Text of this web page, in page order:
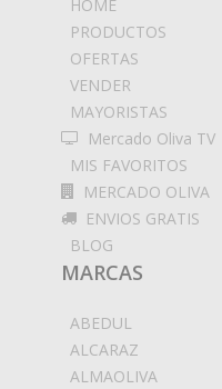
HOME
PRODUCTOS
OFERTAS
VENDER
MAYORISTAS
Mercado Oliva TV
MIS FAVORITOS
MERCADO OLIVA
ENVIOS GRATIS
BLOG
MARCAS
ABEDUL
ALCARAZ
ALMAOLIVA